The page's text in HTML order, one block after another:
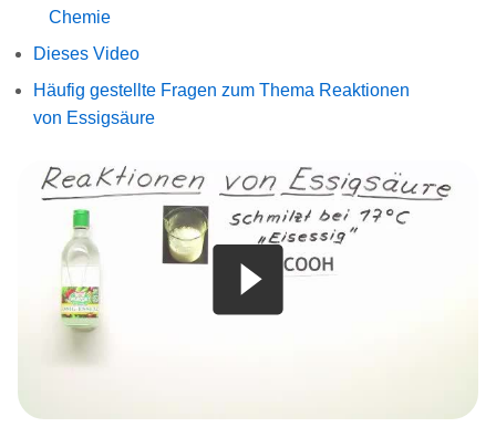
Chemie
Dieses Video
Häufig gestellte Fragen zum Thema Reaktionen
von Essigsäure